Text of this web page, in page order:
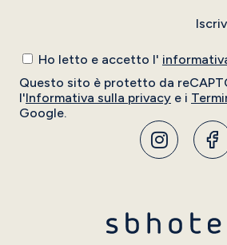
Ho letto e accetto l'
Questo sito è protetto da
l'Informativa sulla privacy e i
Google.